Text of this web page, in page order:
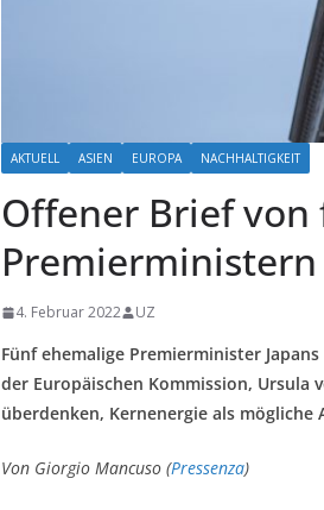
AKTUELL ASIEN EUROPA NACHHALTIGKEIT
Offener Brief
Premierministern
4. Februar 2022 UZ
Fünf ehemalige Premierminister
der Europäischen Kommission, Ursula
überdenken, Kernenergie als
Von Giorgio Mancuso (Pressenza)